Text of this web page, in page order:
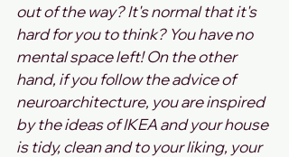
out of the way? It's normal that it's
hard for you to think? You have no
mental space left! On the other
hand, if you follow the advice of
neuroarchitecture, you are inspired
by the ideas of IKEA and your house
is tidy, clean and to your liking, your